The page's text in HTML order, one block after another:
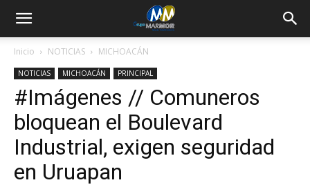
Inicio NOTICIAS MICHOACÁN
NOTICIAS MICHOACÁN PRINCIPAL
#Imágenes // Comuneros
bloquean el Boulevard
Industrial, exigen seguridad
en Uruapan